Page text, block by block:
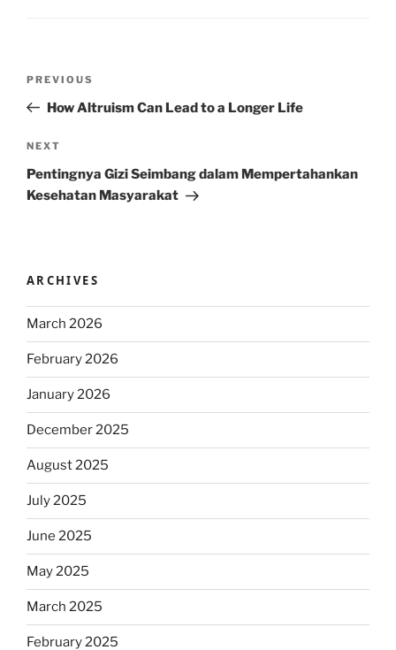
Previous
Post
PREVIOUS
How Altruism Can Lead to a Longer Life
Next
Post
NEXT
Pentingnya Gizi Seimbang dalam Mempertahankan
Kesehatan Masyarakat
ARCHIVES
March 2026
February 2026
January 2026
December 2025
August 2025
July 2025
June 2025
May 2025
March 2025
February 2025